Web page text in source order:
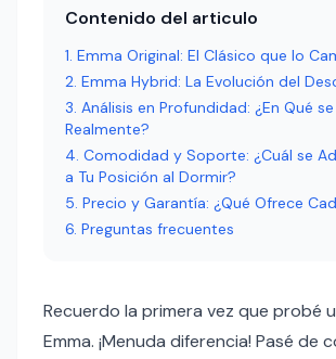
Contenido del articulo
Emma Original: El Clásico que lo
Emma Hybrid: La Evolución del
Análisis en Profundidad: ¿En Qué
Realmente?
Comodidad y Soporte: ¿Cuál se
a Tu Posición al Dormir?
Precio y Garantía: ¿Qué Ofrece
Preguntas frecuentes
Recuerdo la primera vez que probé
Emma. ¡Menuda diferencia! Pasé de